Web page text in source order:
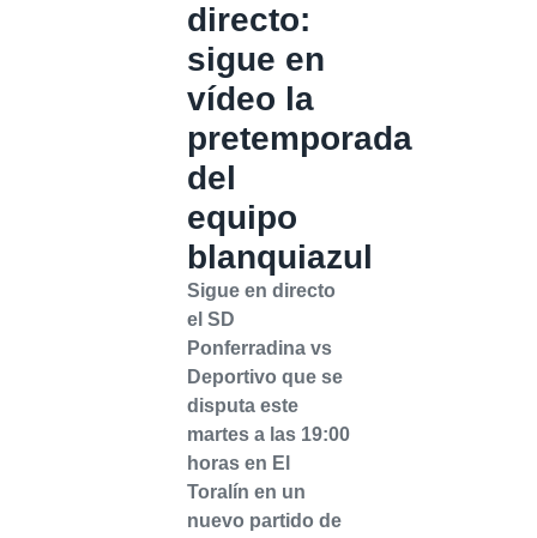
directo:
sigue en
vídeo la
pretemporada
del
equipo
blanquiazul
Sigue en directo
el SD
Ponferradina vs
Deportivo que se
disputa este
martes a las 19:00
horas en El
Toralín en un
nuevo partido de